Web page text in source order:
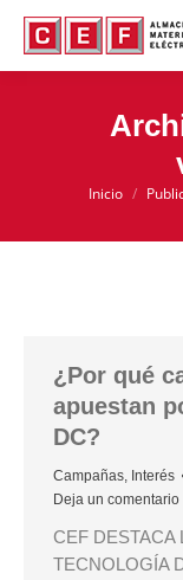
Estás aquí:
Inicio
¿Por qué
apuestan
DC?
Campañas, Interés
Deja un comentario
CEF DESTACA
TECNOLOGÍA